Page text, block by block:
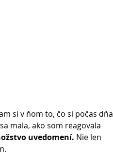
si v ňom to, čo si počas dňa
mala, ako som reagovala
uvedomení. Nie len